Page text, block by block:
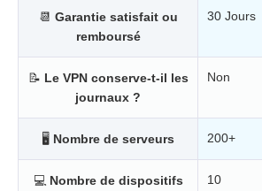
📆 Garantie satisfait ou
remboursé
30 Jours
📝 Le VPN conserve-t-il les
journaux ?
Non
🖥 Nombre de serveurs 200+
💻 Nombre de dispositifs
10